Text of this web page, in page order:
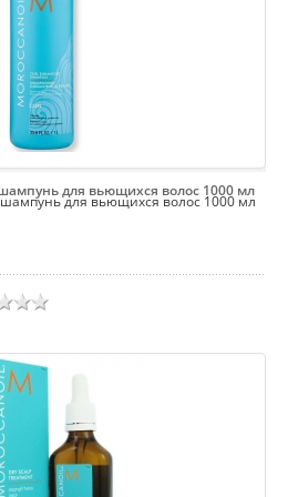
для вьющихся волос 1000 мл
для вьющихся волос 1000 мл